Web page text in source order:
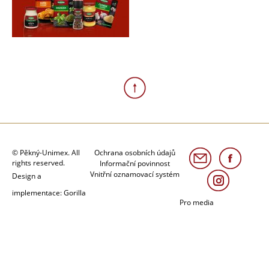
© Pěkný-Unimex. All
rights reserved.
Design a
implementace: Gorilla
Ochrana osobních údajů
Informační povinnost
Vnitřní oznamovací systém
Pro media